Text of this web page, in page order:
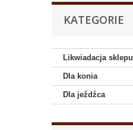
KATEGORIE
Likwiadacja sklepu
Dla konia
Dla jeźdźca